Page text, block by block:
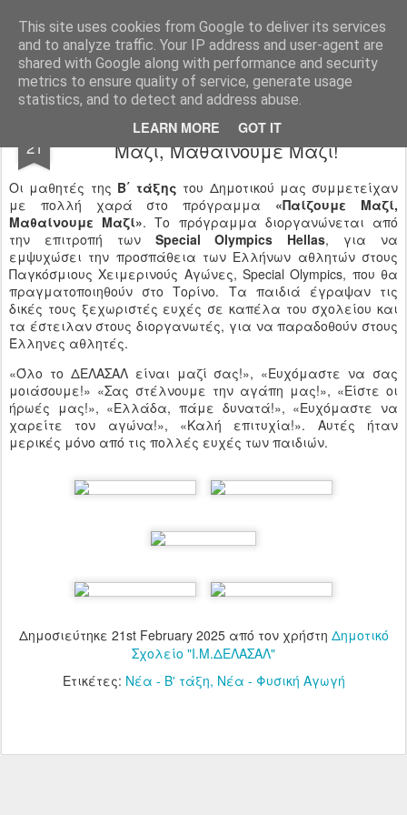
This site uses cookies from Google to deliver its services
and to analyze traffic. Your IP address and user-agent are
shared with Google along with performance and security
metrics to ensure quality of service, generate usage
statistics, and to detect and address abuse.
LEARN MORE GOT IT
Ιδιωτικό Δημοτικό Σχολείο "Ι.Μ.ΔΕΛΑΣΑΛ"
21
Special Olympics Hellas - Παίζουμε
Μαζί, Μαθαίνουμε Μαζί!
Οι μαθητές της Β΄ τάξης του Δημοτικού μας συμμετείχαν
με πολλή χαρά στο πρόγραμμα «Παίζουμε Μαζί,
Μαθαίνουμε Μαζί». Το πρόγραμμα διοργανώνεται από
την επιτροπή τωνSpecial Olympics Hellas, για να
εμψυχώσει την προσπάθεια των Ελλήνων αθλητών στους
Παγκόσμιους Χειμερινούς Αγώνες, Special Olympics, που θα
πραγματοποιηθούν στο Τορίνο. Τα παιδιά έγραψαν τις
δικές τους ξεχωριστές ευχές σε καπέλα του σχολείου και
τα έστειλαν στους διοργανωτές, για να παραδοθούν στους
Έλληνες αθλητές.
«Όλο το ΔΕΛΑΣΑΛ είναι μαζί σας!», «Ευχόμαστε να σας
μοιάσουμε!» «Σας στέλνουμε την αγάπη μας!», «Είστε οι
ήρωές μας!», «Ελλάδα, πάμε δυνατά!», «Ευχόμαστε να
χαρείτε τον αγώνα!», «Καλή επιτυχία!». Αυτές ήταν
μερικές μόνο από τις πολλές ευχές των παιδιών.
Δημοσιεύτηκε 21st February 2025από τον χρήστη Δημοτικό
Σχολείο "Ι.Μ.ΔΕΛΑΣΑΛ"
Ετικέτες: Νέα - Β' τάξη Νέα - Φυσική Αγωγή